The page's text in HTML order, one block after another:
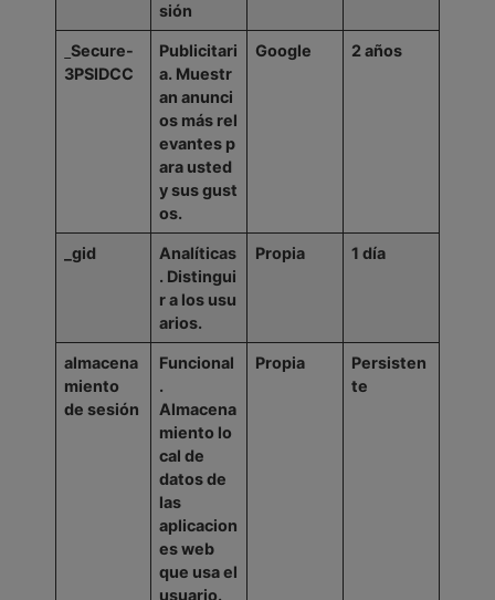
sión
Secure-
3PSIDCC
Publicitari
a. Muestr
an anunci
os más rel
evantes p
ara usted
ysusgust
os.
Google 2años
_gid
Analíticas
. Distingui
ra los usu
arios.
Propia 1 día
almacena
miento
de sesión
Funcional
.
Almacena
miento lo
cal de
datos de
las
aplicacion
es web
que usa el
usuario.
Propia
Persisten
te